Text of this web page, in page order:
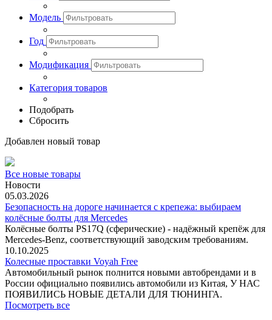
Модель
Год
Модификация
Категория товаров
Подобрать
Сбросить
Добавлен новый товар
Все новые товары
Новости
05.03.2026
Безопасность на дороге начинается с крепежа: выбираем
колёсные болты для Mercedes
Колёсные болты PS17Q (сферические) - надёжный крепёж для
Mercedes‑Benz, соответствующий заводским требованиям.
10.10.2025
Колесные проставки Voyah Free
Автомобильный рынок полнится новыми автобрендами и в
России официально появились автомобили из Китая, У НАС
ПОЯВИЛИСЬ НОВЫЕ ДЕТАЛИ ДЛЯ ТЮНИНГА.
Посмотреть все